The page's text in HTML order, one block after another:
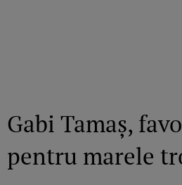
Gabi Tamaș,
pentru marele